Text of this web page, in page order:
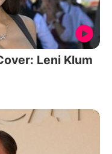
Leni Klum